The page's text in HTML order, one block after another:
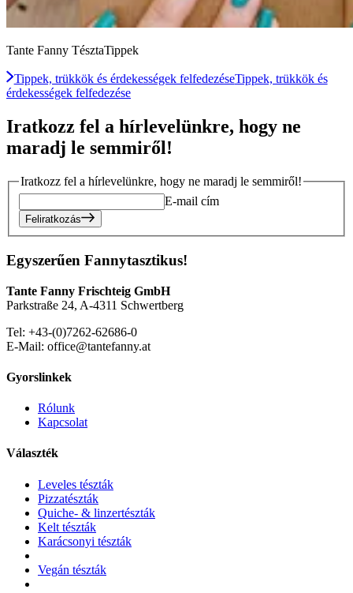
Tante Fanny TésztaTippek
Tippek, trükkök és érdekességek felfedezéseTippek, trükkök és
érdekességek felfedezése
Iratkozz fel a hírlevelünkre, hogy ne
maradj le semmiről!
Iratkozz fel a hírlevelünkre, hogy ne maradj le semmiről!
E-mail cím
Feliratkozás
Egyszerűen Fannytasztikus!
Tante Fanny Frischteig GmbH
Parkstraße 24, A-4311 Schwertberg
Tel: +43-(0)7262-62686-0
E-Mail: office@tantefanny.at
Gyorslinkek
Rólunk
Kapcsolat
Választék
Leveles tészták
Pizzatészták
Quiche- & linzertészták
Kelt tészták
Karácsonyi tészták
Vegán tészták